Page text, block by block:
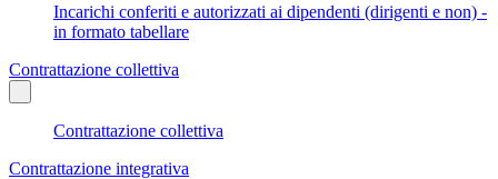
Incarichi conferiti e autorizzati ai dipendenti (dirigenti e non) -
in formato tabellare
Contrattazione collettiva
Contrattazione collettiva
Contrattazione integrativa